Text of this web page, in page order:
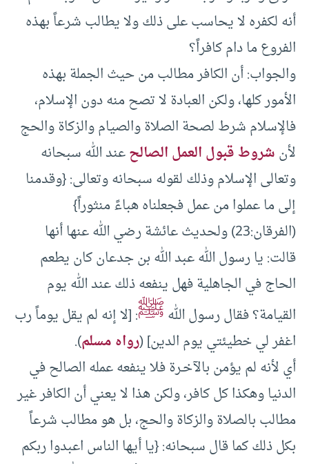
أنه لكفره لا يحاسب على ذلك ولا يطالب شرعاً بهذه
الفروع ما دام كافراً؟
والجواب: أن الكافر مطالب من حيث الجملة بهذه
الأمور كلها، ولكن العبادة لا تصح منه دون الإسلام،
فالإسلام شرط لصحة الصلاة والصيام والزكاة والحج
لأنشروط قبول العمل الصالحعند الله سبحانه
وتعالى الإسلام وذلك لقوله سبحانه وتعالى: {وقدمنا
إلى ما عملوا من عمل فجعلناه هباءً منثوراً}
(الفرقان:23) ولحديث عائشة رضي الله عنها أنها
قالت: يا رسول الله عبد الله بن جدعان كان يطعم
الحاج في الجاهلية فهل ينفعه ذلك عند الله يوم
القيامة؟ فقال رسول اللهﷺ: [لا إنه لم يقل يوماً رب
اغفر لي خطيئتي يوم الدين] (رواه مسلم).
أي لأنه لم يؤمن بالآخـرة فلا ينفعه عمله الصالح في
الدنيا وهكذا كل كافر، ولكن هذا لا يعني أن الكافر غير
مطالب بالصلاة والزكاة والحج، بل هو مطالب شرعاً
بكل ذلك كما قال سبحانه: {يا أيها الناس اعبدوا ربكم